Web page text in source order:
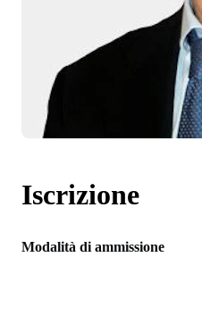
Iscrizione
Modalità di ammissione